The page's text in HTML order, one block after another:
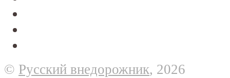
© Русский внедорожник, 2026